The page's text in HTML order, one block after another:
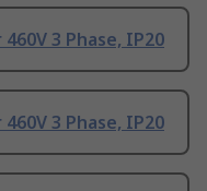
3 Phase, IP20
3 Phase, IP20